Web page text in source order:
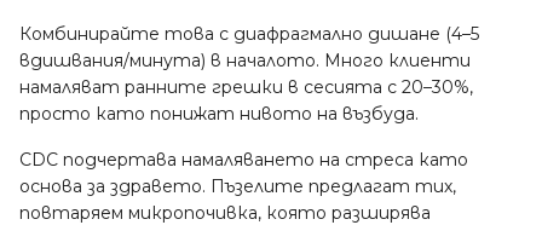
Комбинирайте това с диафрагмално дишане (4–5
вдишвания/минута) в началото. Много клиенти
намаляват ранните грешки в сесията с 20–30%,
просто като понижат нивото на възбуда.
CDC подчертава намаляването на стреса като
основа за здравето. Пъзелите предлагат тих,
повтаряем микропочивка, която разширява